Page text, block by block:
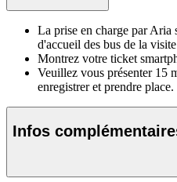
La prise en charge par Aria
d'accueil des bus de la
Montrez votre ticket
Veuillez vous présenter 15
enregistrer et prendre place.
Infos